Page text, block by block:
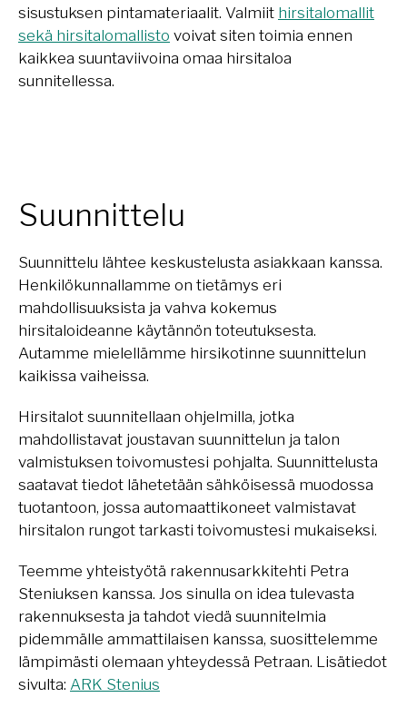
sisustuksen pintamateriaalit. Valmiit hirsitalomallit
sekä hirsitalomallisto voivat siten toimia ennen
kaikkea suuntaviivoina omaa hirsitaloa
sunnitellessa.
Suunnittelu
Suunnittelu lähtee keskustelusta asiakkaan kanssa.
Henkilökunnallamme on tietämys eri
mahdollisuuksista ja vahva kokemus
hirsitaloideanne käytännön toteutuksesta.
Autamme mielellämme hirsikotinne suunnittelun
kaikissa vaiheissa.
Hirsitalot suunnitellaan ohjelmilla, jotka
mahdollistavat joustavan suunnittelun ja talon
valmistuksen toivomustesi pohjalta. Suunnittelusta
saatavat tiedot lähetetään sähköisessä muodossa
tuotantoon, jossa automaattikoneet valmistavat
hirsitalon rungot tarkasti toivomustesi mukaiseksi.
Teemme yhteistyötä rakennusarkkitehti Petra
Steniuksen kanssa. Jos sinulla on idea tulevasta
rakennuksesta ja tahdot viedä suunnitelmia
pidemmälle ammattilaisen kanssa, suosittelemme
lämpimästi olemaan yhteydessä Petraan. Lisätiedot
sivulta: ARK Stenius